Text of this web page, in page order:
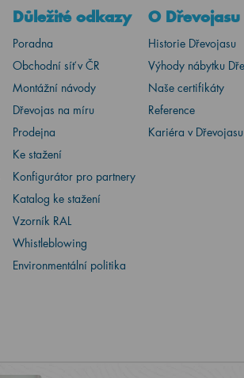
Důležité odkazy
Poradna
Obchodní síť v ČR
Montážní návody
Dřevojas na míru
Prodejna
Ke stažení
Konfigurátor pro partnery
Katalog ke stažení
Vzorník RAL
Whistleblowing
Environmentální politika
O Dřevojasu
Historie Dřevojasu
Výhody nábytku
Naše certifikáty
Reference
Kariéra v Dřevojasu